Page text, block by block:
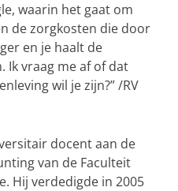
waarin het gaat om
de zorgkosten die door
en je haalt de
Ik vraag me af of dat
wil je zijn?” /RV
docent aan de
van de Faculteit
Hij verdedigde in 2005